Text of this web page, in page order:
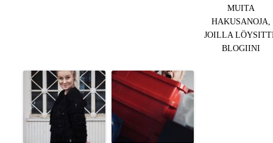
MUITA
HAKUSANOJA,
JOILLA
BLOGIINI